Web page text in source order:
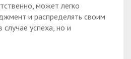
может легко
и распределять своим
успеха, но и